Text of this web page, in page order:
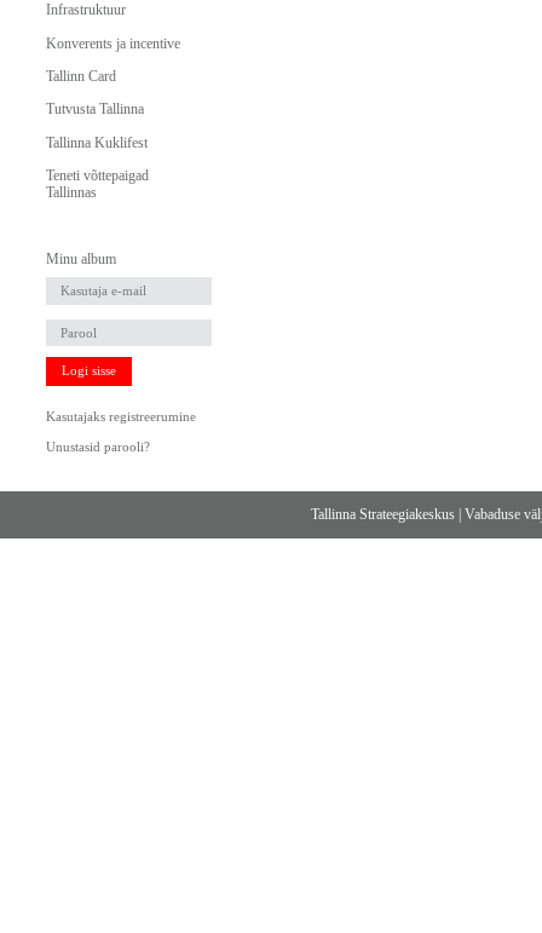
Infrastruktuur
Konverents ja incentive
Tallinn Card
Tutvusta Tallinna
Tallinna Kuklifest
Teneti võttepaigad
Tallinnas
Minu album
Logi sisse
Kasutajaks registreerumine
Unustasid parooli?
Tallinna Strateegiakeskus |Vabaduse